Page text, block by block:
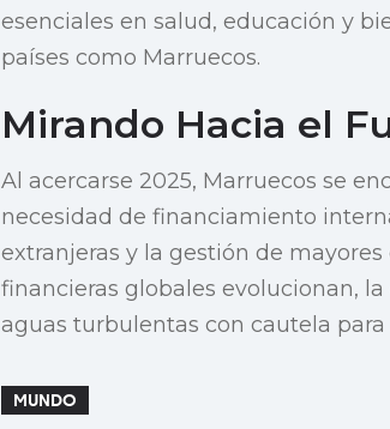
esenciales en salud, educación y
países como Marruecos.
Mirando Hacia el
Al acercarse 2025, Marruecos se
necesidad de financiamiento
extranjeras y la gestión de
financieras globales evolucionan,
aguas turbulentas con cautela
MUNDO